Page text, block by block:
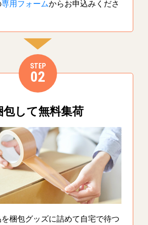
専用フォームからお申込みくださ
STEP
02
包して無料集荷
梱包グッズに詰めて自宅で待つ